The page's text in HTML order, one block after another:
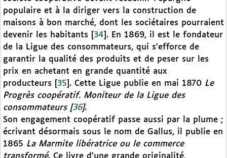
populaire et à la diriger vers la construction de
maisons à bon marché, dont les sociétaires pourraient
devenir les habitants
34 . En 1869, il est le fondateur
de la Ligue des consommateurs, qui s’efforce de
garantir la qualité des produits et de peser sur les
prix en achetant en grande quantité aux
producteurs
35 . Cette Ligue publie en mai 1870 Le
Progrès coopératif. Moniteur de la Ligue des
consommateurs[36].
Son engagement coopératif passe aussi par la plume ;
écrivant désormais sous le nom de Gallus, il publie en
1865 La Marmite libératrice ou le commerce
transformé. Ce livre d’une grande originalité,